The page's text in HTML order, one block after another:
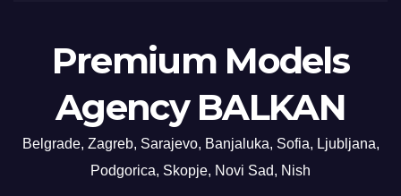
Premium Models
Agency BALKAN
Belgrade, Zagreb, Sarajevo, Banjaluka, Sofia, Ljubljana,
Podgorica, Skopje, Novi Sad, Nish